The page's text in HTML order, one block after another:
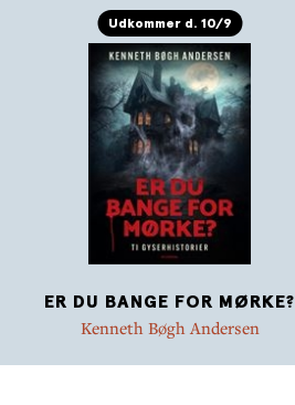
Udkommer d. 10/9
ER DU BANGE FOR MØRKE?
Kenneth Bøgh Andersen